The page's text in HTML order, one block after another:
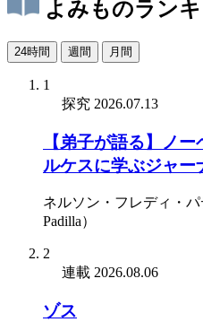
よみものラン
24時間 週間 月間
1
探究 2026.07.13
【弟子が語る】ノ
ルケスに学ぶジャー
ネルソン・フレディ・パ
Padilla）
2
連載 2026.08.06
ゾス